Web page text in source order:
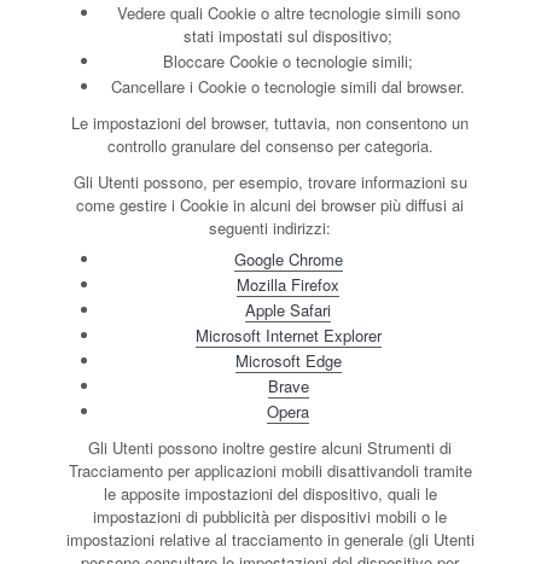
Vedere quali Cookie o altre tecnologie simili sono
stati impostati sul dispositivo;
Bloccare Cookie o tecnologie simili;
Cancellare i Cookie o tecnologie simili dal browser.
Le impostazioni del browser, tuttavia, non consentono un
controllo granulare del consenso per categoria.
Gli Utenti possono, per esempio, trovare informazioni su
come gestire i Cookie in alcuni dei browser più diffusi ai
seguenti indirizzi:
Google Chrome
Mozilla Firefox
Apple Safari
Microsoft Internet Explorer
Microsoft Edge
Brave
Opera
Gli Utenti possono inoltre gestire alcuni Strumenti di
Tracciamento per applicazioni mobili disattivandoli tramite
le apposite impostazioni del dispositivo, quali le
impostazioni di pubblicità per dispositivi mobili o le
impostazioni relative al tracciamento in generale (gli Utenti